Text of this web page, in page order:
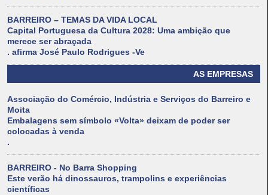
BARREIRO – TEMAS DA VIDA LOCAL
Capital Portuguesa da Cultura 2028: Uma ambição que
merece ser abraçada
. afirma José Paulo Rodrigues -Ve
AS EMPRESAS
Associação do Comércio, Indústria e Serviços do Barreiro e
Moita
Embalagens sem símbolo «Volta» deixam de poder ser
colocadas à venda
.
BARREIRO - No Barra Shopping
Este verão há dinossauros, trampolins e experiências
científicas